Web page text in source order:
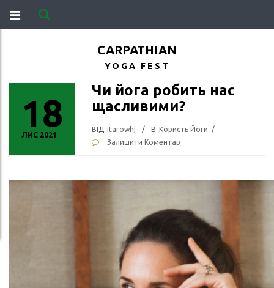
CARPATHIAN
YOGA FEST
18
ЛИС 2021
Чи йога робить нас
щасливими?
ВIД Itarowhj / В Користь Йоги /
Залишити Коментар